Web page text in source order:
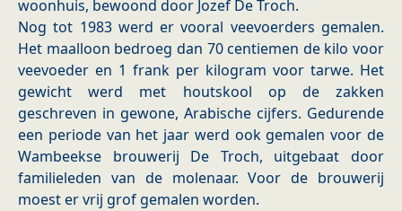
woonhuis, bewoond door Jozef De Troch.
Nog tot 1983 werd er vooral veevoerders gemalen.
Het maalloon bedroeg dan 70 centiemen de kilo voor
veevoeder en 1 frank per kilogram voor tarwe. Het
gewicht werd met houtskool op de zakken
geschreven in gewone, Arabische cijfers. Gedurende
een periode van het jaar werd ook gemalen voor de
Wambeekse brouwerij De Troch, uitgebaat door
familieleden van de molenaar. Voor de brouwerij
moest er vrij grof gemalen worden.